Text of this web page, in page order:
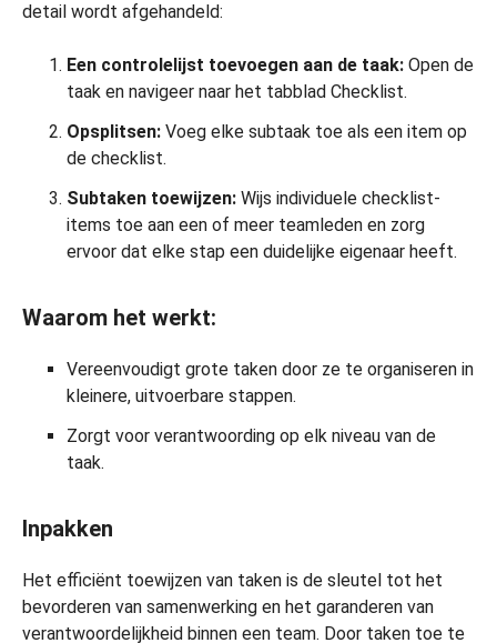
detail wordt afgehandeld:
Een controlelijst toevoegen aan de taak: Open de
taak en navigeer naar het tabblad Checklist.
Opsplitsen: Voeg elke subtaak toe als een item op
de checklist.
Subtaken toewijzen: Wijs individuele checklist-
items toe aan een of meer teamleden en zorg
ervoor dat elke stap een duidelijke eigenaar heeft.
Waarom het werkt:
Vereenvoudigt grote taken door ze te organiseren in
kleinere, uitvoerbare stappen.
Zorgt voor verantwoording op elk niveau van de
taak.
Inpakken
Het efficiënt toewijzen van taken is de sleutel tot het
bevorderen van samenwerking en het garanderen van
verantwoordelijkheid binnen een team. Door taken toe te